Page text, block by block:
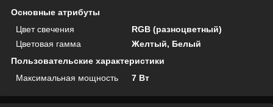
Основные атрибуты
Цвет свечения
RGB (разноцветный)
Цветовая гамма
Желтый, Белый
Пользовательские характеристики
Максимальная мощность
7 Вт